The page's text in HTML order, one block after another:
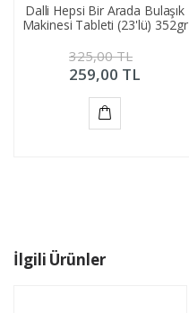
Dalli Hepsi Bir Arada Bulaşık
Makinesi Tableti (23'lü) 352gr
325,00TL
259,00 TL
İlgili Ürünler